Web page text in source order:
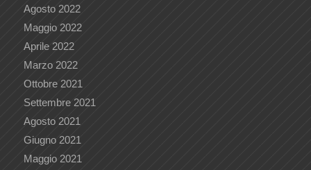
Agosto 2022
Maggio 2022
Aprile 2022
Marzo 2022
Ottobre 2021
Settembre 2021
Agosto 2021
Giugno 2021
Maggio 2021